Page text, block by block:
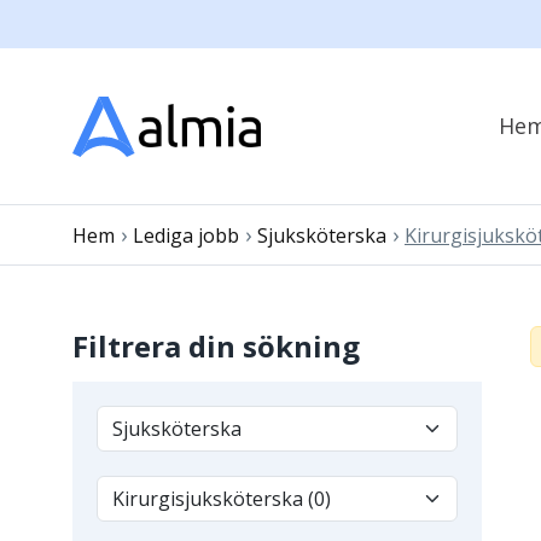
Hem › Lediga jobb › Sjuksköterska ›
Filtrera din sökning